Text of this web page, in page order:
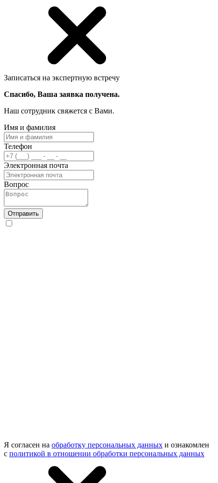
Записаться на экспертную встречу
Спасибо, Ваша заявка получена.
Наш сотрудник свяжется с Вами.
Имя и фамилия
Телефон
Электронная почта
Вопрос
Отправить
Я согласен на обработку персональных данных и ознакомлен
с политикой в отношении обработки персональных данных